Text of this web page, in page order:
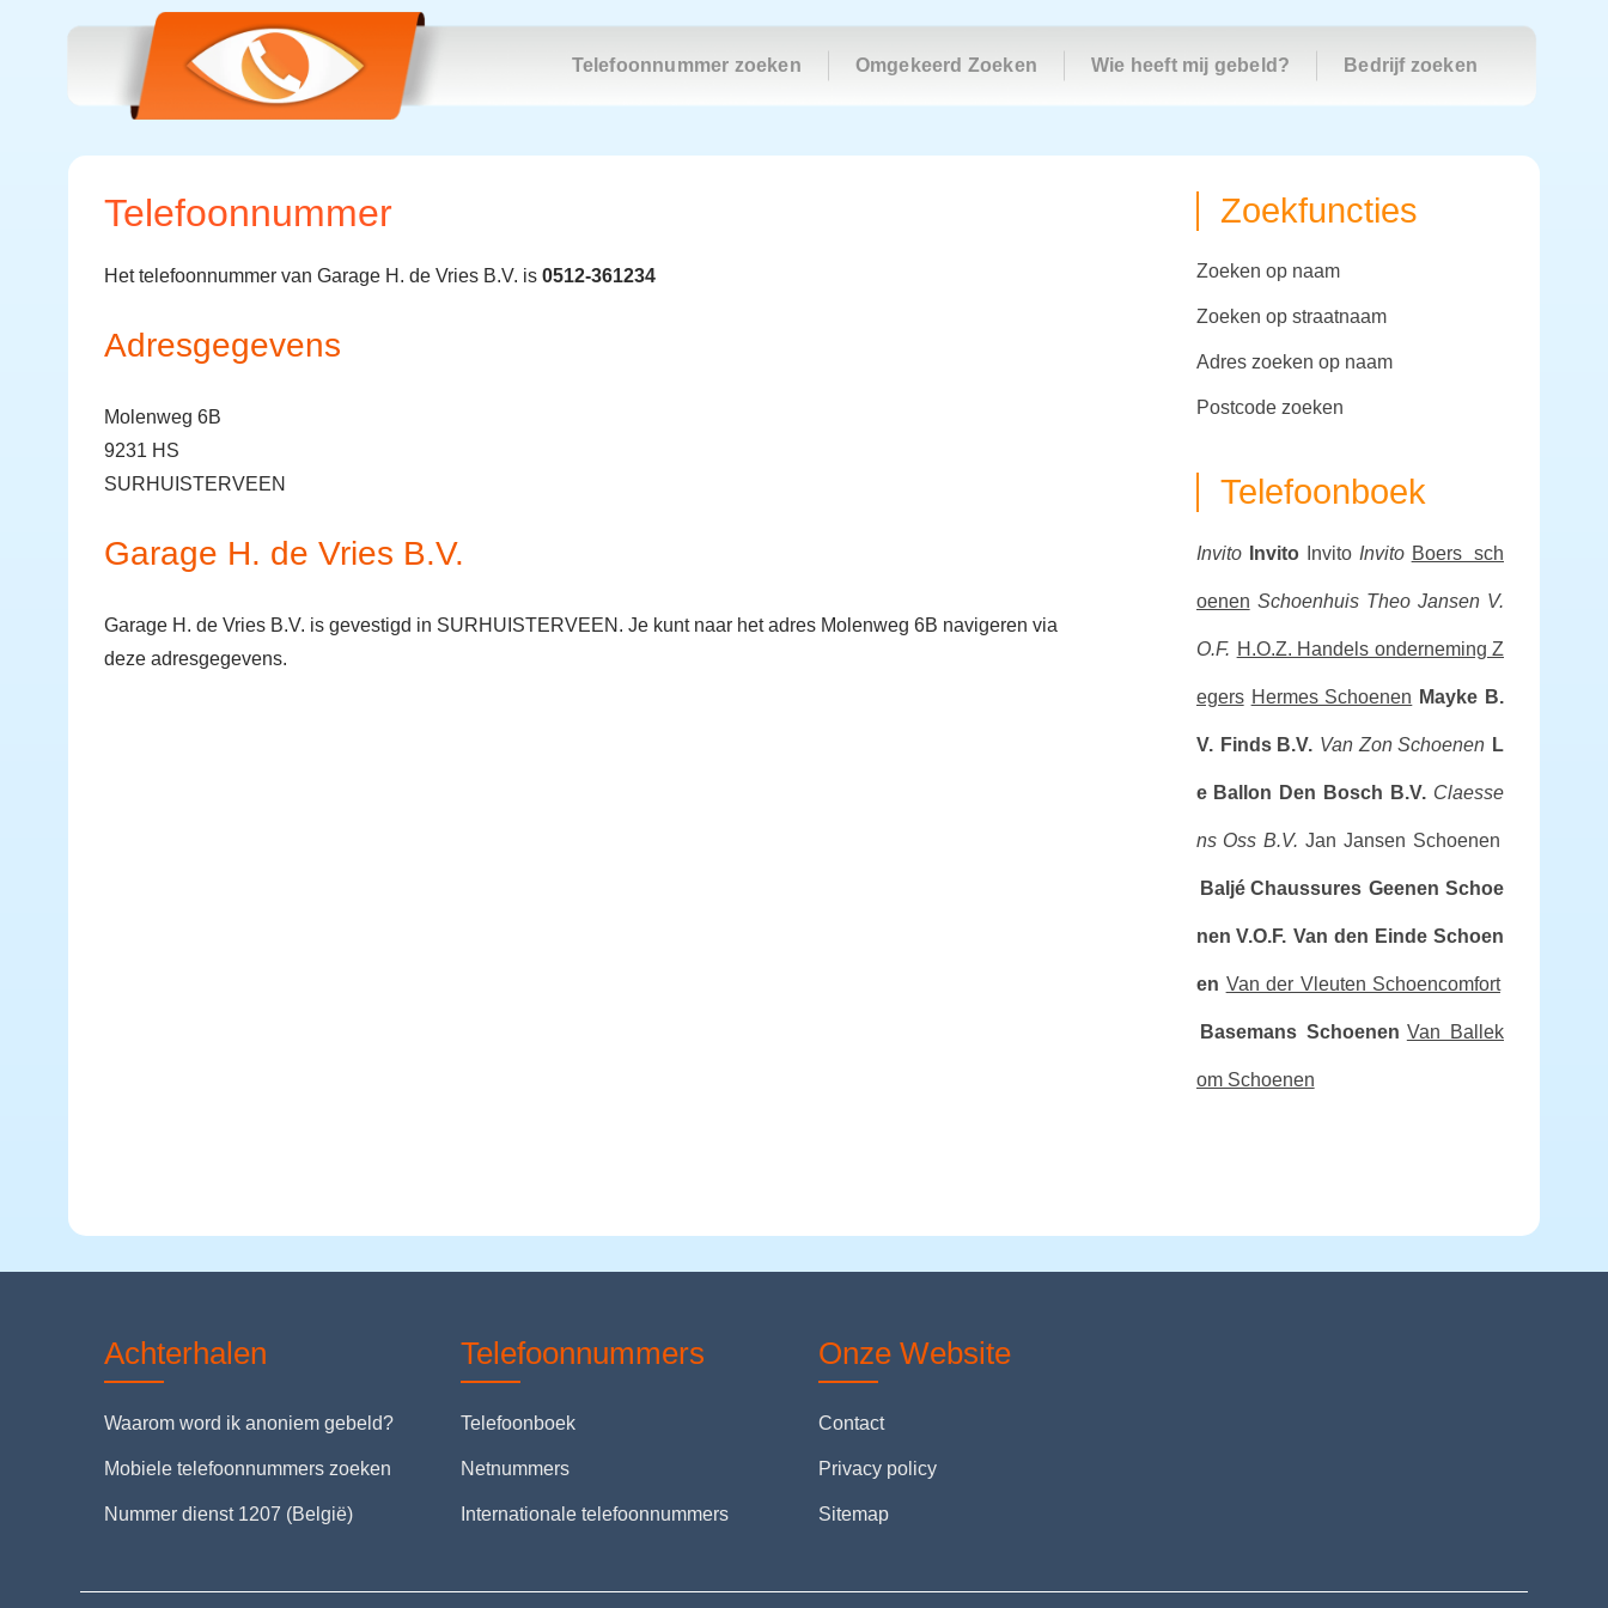
Telefoonnummer zoeken Omgekeerd Zoeken Wie heeft mij gebeld? Bedrijf zoeken
Telefoonnummer
Het telefoonnummer van Garage H. de Vries B.V. is 0512-361234
Adresgegevens
Molenweg 6B
9231 HS
SURHUISTERVEEN
Garage H. de Vries B.V.
Garage H. de Vries B.V. is gevestigd in SURHUISTERVEEN. Je kunt naar het adres Molenweg 6B navigeren via
deze adresgegevens.
Zoekfuncties
zoeken op naam
zoeken op straatnaam
adres zoeken op naam
postcode zoeken
Telefoonboek
Invito Invito Invito Invito Boers sch
oenen Schoenhuis Theo Jansen V.
O.F. H.O.Z. Handels onderneming Z
egers Hermes Schoenen Mayke B.
V. Finds B.V. Van Zon Schoenen L
e Ballon Den Bosch B.V. Claesse
ns Oss B.V. Jan Jansen Schoenen
Baljé Chaussures Geenen Schoe
nen V.O.F. Van den Einde Schoen
en Van der Vleuten Schoencomfort
Basemans Schoenen Van Ballek
om Schoenen
Achterhalen
Waarom word ik anoniem gebeld?
Mobiele telefoonnummers zoeken
Nummer dienst 1207 (België)
Telefoonnummers
Telefoonboek
Netnummers
Internationale telefoonnummers
Onze Website
Contact
Privacy policy
Sitemap